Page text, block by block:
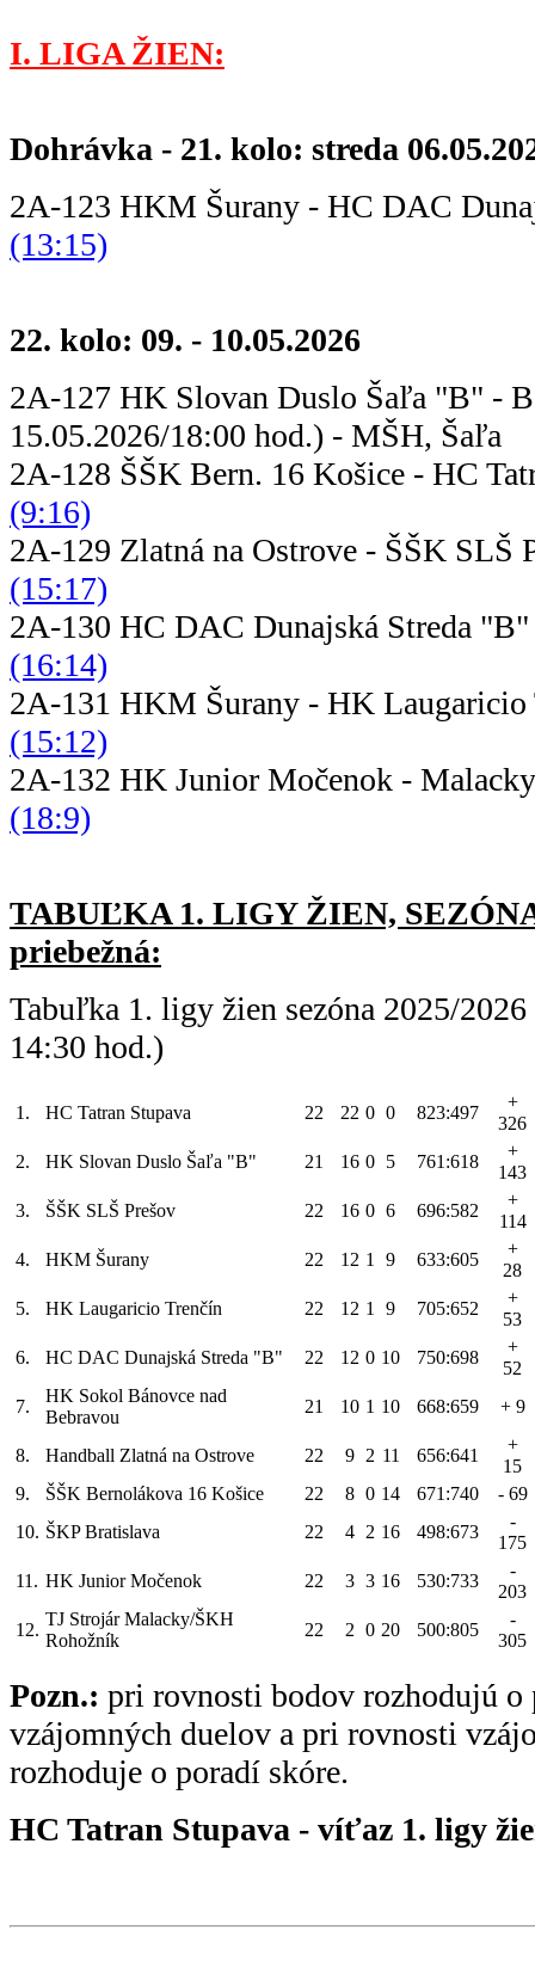
I. LIGA ŽIEN:
Dohrávka - 21. kolo: streda
2A-123 HKM Šurany - HC DAC
(13:15)
22. kolo: 09. - 10.05.2026
2A-127 HK Slovan Duslo Šaľa "B" -
15.05.2026/18:00 hod.) - MŠH, Šaľa
2A-128 ŠŠK Bern. 16 Košice -
(9:16)
2A-129 Zlatná na Ostrove -
(15:17)
2A-130 HC DAC Dunajská Streda
(16:14)
2A-131 HKM Šurany - HK
(15:12)
2A-132 HK Junior Močenok -
(18:9)
TABUĽKA 1. LIGY ŽIEN,
priebežná:
Tabuľka 1. ligy žien sezóna 2025/
14:30 hod.)
1. HC Tatran Stupava 22 22 0 0 823:497
+
326
2.
HK Slovan Duslo Šaľa "B" 21 16 0 5 761:618
+
143
3.
ŠŠK SLŠ Prešov 22 16 0 6 696:582
+
114
4.
HKM Šurany 22 12 1 9 633:605
+
28
5.
HK Laugaricio Trenčín 22 12 1 9 705:652
+
53
6.
HC DAC Dunajská Streda "B" 22 12 0 10 750:698
+
52
7.
HK Sokol Bánovce nad
Bebravou
21 10 1 10 668:659 + 9
8. Handball Zlatná na Ostrove 22 9 2 11 656:641
+
15
9.
ŠŠK Bernolákova 16 Košice 22 8 0 14 671:740
- 69
10. ŠKP Bratislava 22 4 2 16 498:673
-
175
11. HK Junior Močenok 22 3 3 16 530:733
-
203
12.
TJ Strojár Malacky/ŠKH
Rohožník
22 2 0 20 500:805
-
305
Pozn.: pri rovnosti bodov rozhodujú o
vzájomných duelov a pri rovnosti
rozhoduje o poradí skóre.
HC Tatran Stupava - víťaz 1. ligy